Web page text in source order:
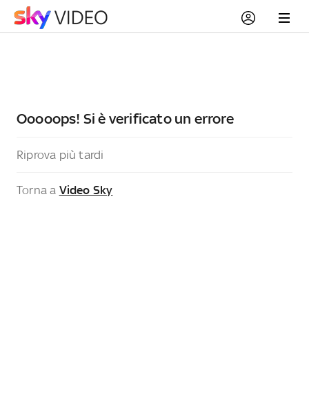
Ooooops! Si è verificato un errore
Riprova più tardi
Torna a Video Sky